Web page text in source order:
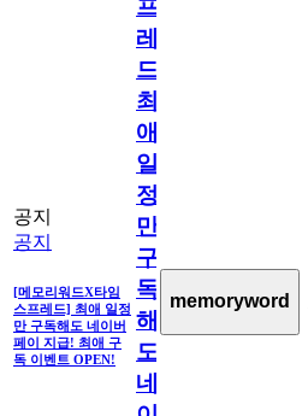
공지
공지
[메모리워드X타임
스프레드] 최애 일정
만 구독해도 네이버
페이 지급! 최애 구
독 이벤트 OPEN!
프
레
드]
최
애
일
정
만
구
독
해
도
네
memoryword